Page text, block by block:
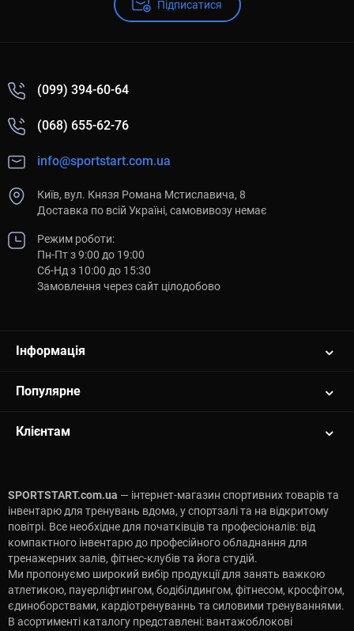
Підписатися
(099) 394-60-64
(068) 655-62-76
info@sportstart.com.ua
Київ, вул. Князя Романа Мстиславича, 8
Доставка по всій Україні, самовивозу немає
Режим роботи:
Пн-Пт з 9:00 до 19:00
Сб-Нд з 10:00 до 15:30
Замовлення через сайт цілодобово
Інформація
Популярне
Клієнтам
SPORTSTART.com.ua — інтернет-магазин спортивних товарів та
інвентарю для тренувань вдома, у спортзалі та на відкритому
повітрі. Все необхідне для початківців та професіоналів: від
компактного інвентарю до професійного обладнання для
тренажерних залів, фітнес-клубів та йога студій.
Ми пропонуємо широкий вибір продукції для занять важкою
атлетикою, пауерліфтингом, бодібілдингом, фітнесом, кросфітом,
єдиноборствами, кардіотренуваннь та силовими тренуваннями.
В асортименті каталогу представлені: вантажоблокові